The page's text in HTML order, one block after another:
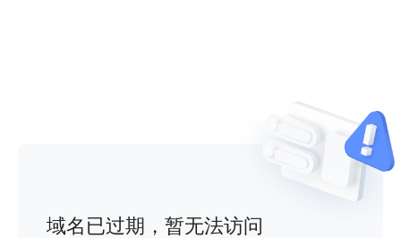
域名已过期，暂无法访问